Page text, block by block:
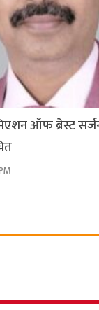
ऑफ ब्रेस्ट